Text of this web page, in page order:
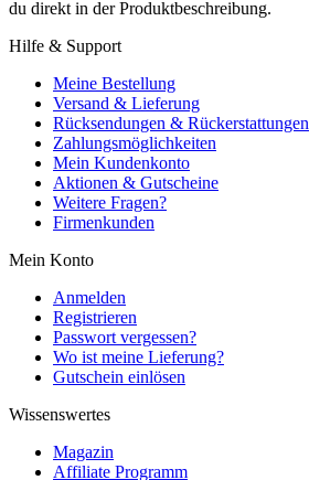
du direkt in der Produktbeschreibung.
Hilfe & Support
Meine Bestellung
Versand & Lieferung
Rücksendungen & Rückerstattungen
Zahlungsmöglichkeiten
Mein Kundenkonto
Aktionen & Gutscheine
Weitere Fragen?
Firmenkunden
Mein Konto
Anmelden
Registrieren
Passwort vergessen?
Wo ist meine Lieferung?
Gutschein einlösen
Wissenswertes
Magazin
Affiliate Programm